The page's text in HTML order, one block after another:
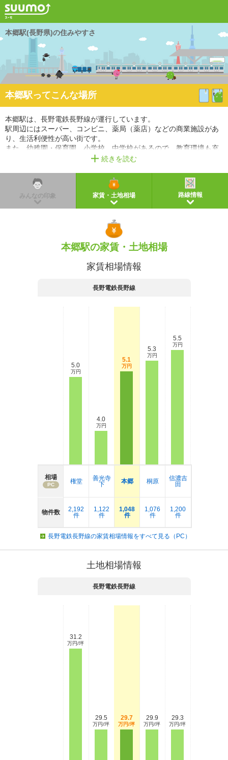
本郷駅(長野県)の住みやすさ
本郷駅ってこんな場所
本郷駅は、長野電鉄長野線が運行しています。
駅周辺にはスーパー、コンビニ、薬局（薬店）などの商業施設があ
り、生活利便性が高い街です。
また、幼稚園・保育園、小学校、中学校があるので、教育環境も充
※経路情報、所要時間情報は平日・日中の標準的な所要時間での乗り換え経路を採用していま
続きを読む
みんなの印象 家賃・土地相場 路線情報
本郷駅の家賃・土地相場
家賃相場情報
長野電鉄長野線
相場
PC
物件数
5.0
万円
権堂
2,192
件
4.0
万円
善光寺
下
1,122
件
5.1
万円
本郷
1,048
件
5.3
万円
桐原
1,076
件
5.5
万円
信濃吉
田
1,200
件
長野電鉄長野線の家賃相場情報をすべて見る（PC）
土地相場情報
長野電鉄長野線
31.2
万円/坪
29.5
万円/坪
29.7
万円/坪
29.9
万円/坪
29.3
万円/坪